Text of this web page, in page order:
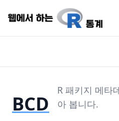
BCD
R 패키지 메타
아 봅니다.